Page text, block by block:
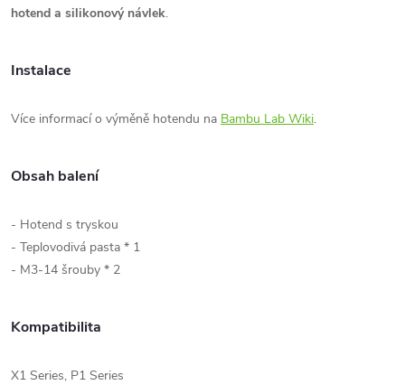
hotend a silikonový návlek.
Instalace
Více informací o výměně hotendu na Bambu Lab Wiki.
Obsah balení
- Hotend s tryskou
- Teplovodivá pasta * 1
- M3-14 šrouby * 2
Kompatibilita
X1 Series, P1 Series